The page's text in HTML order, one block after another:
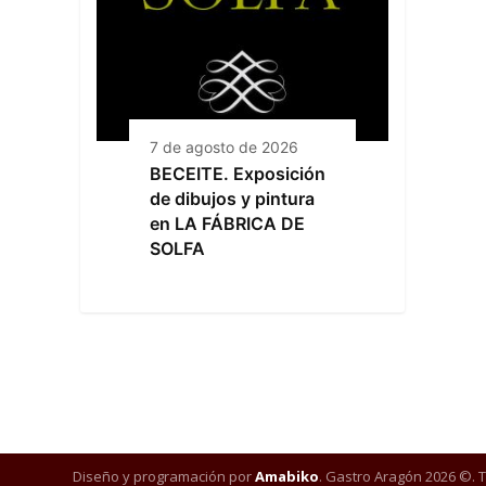
7 de agosto de 2026
BECEITE. Exposición
de dibujos y pintura
en LA FÁBRICA DE
SOLFA
Diseño y programación porAmabiko. Gastro Aragón 2026 ©.